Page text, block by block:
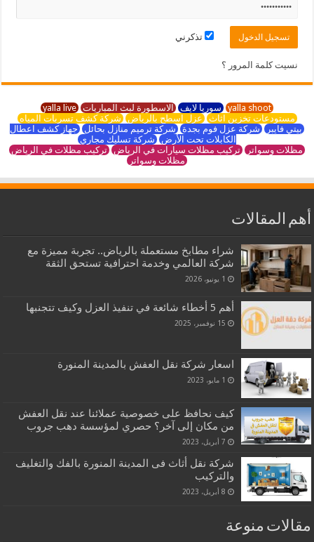
تذكرني
نسيت كلمة المرور ؟
yalla shoot سوريا لايف الاسطورة لبث المباريات yalla live
مستودعات تخزين اثاث عزل اسطح بالرياض شركة كشف تسربات المياه
بيتي فايبر شركة عزل فوم بجدة شركة ترميم منازل بحائل جهاز كشف اعطال
الكابلات تحت الأرض شركة تسليك مجاري
مظلات وسواتر تركيب مظلات سيارات في الرياض تركيب مظلات في الرياض
مظلات وسواتر
أهم المقالات
شراء مطابخ مستعملة بالرياض.. تجربة مميزة مع
شركة العالمي وخدمة احترافية تستحق الثقة
1 يونيو، 2026
أهم 5 أخطاء شائعة في تنفيذ العزل وكيف تتجنبها
15 نوفمبر، 2025
اسعار شركة نقل العفش بالمدينة المنورة
1 مايو، 2023
كيف نحافظ على خصوصية عملائنا عند نقل العفش
من مكان إلى آخر؟ حصري لمؤسسة دهب جروب
7 أبريل، 2023
شركة نقل أثاث فى المدينة المنورة بالفك والتغليف
والتركيب
8 أبريل، 2023
مقالات منوعة